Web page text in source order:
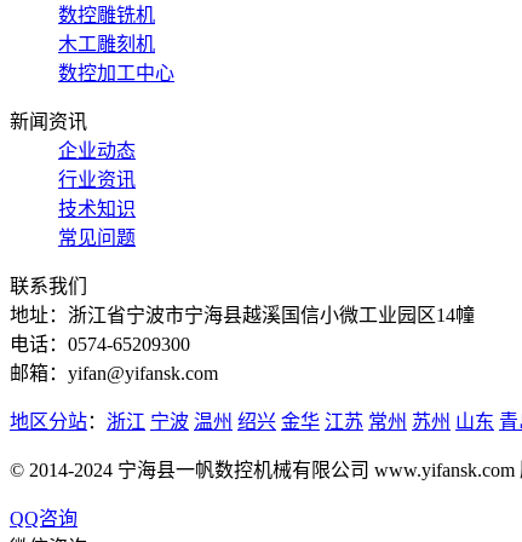
数控雕铣机
木工雕刻机
数控加工中心
新闻资讯
企业动态
行业资讯
技术知识
常见问题
联系我们
地址：浙江省宁波市宁海县越溪国信小微工业园区14幢
电话：0574-65209300
邮箱：yifan@yifansk.com
地区分站： 浙江 宁波 温州 绍兴 金华 江苏 常州 苏州 山东 青
© 2014-2024 宁海县一帆数控机械有限公司 www.yifansk.com
QQ咨询